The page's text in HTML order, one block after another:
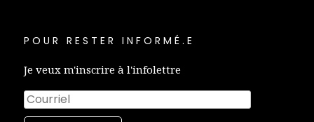
POUR RESTER INFORMÉ.E
Je veux m'inscrire à l'infolettre